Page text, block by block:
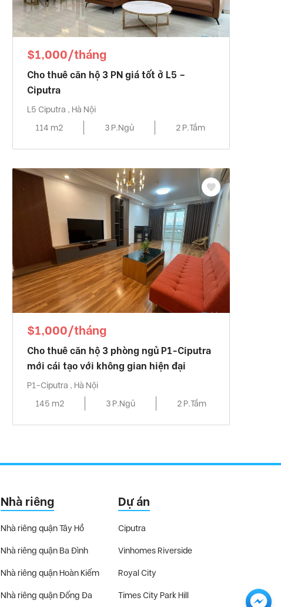
$1,000/tháng
Cho thuê căn hộ 3 PN giá tốt ở L5 –
Ciputra
L5 Ciputra , Hà Nội
114 m2
3 P.Ngủ 2 P.Tắm
$1,000/tháng
Cho thuê căn hộ 3 phòng ngủ P1-Ciputra
mới cái tạo với không gian hiện đại
P1-Ciputra , Hà Nội
145 m2
3 P.Ngủ 2 P.Tắm
Nhà riêng
Nhà riêng quận Tây Hồ
Nhà riêng quận Ba Đình
Nhà riêng quận Hoàn Kiếm
Nhà riêng quận Đống Đa
Dự án
Ciputra
Vinhomes Riverside
Royal City
Times City Park Hill